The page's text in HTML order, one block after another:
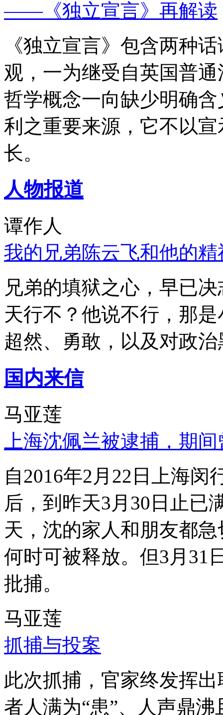
——《独立宣言》再解读
《独立宣言》包含两种
观，一为继受自英国普
哲学概念一向缺少明确
利之重要来源，它不以
长。
人物报道
谭作人
我的兄弟陈云飞和他的
兄弟的填狱之心，早已
天行不？他说不行，那
超然、勇敢，以及对政
国内来信
马亚莲
上海沈佩兰被逮捕，期
自2016年2月22日上海
后，到昨天3月30日止已
天，沈的家人和朋友都
何时可被释放。但3月31
批捕。
马亚莲
抓捕与投案
此次抓捕，官家终发挥
者人满为“患”、人声鼎